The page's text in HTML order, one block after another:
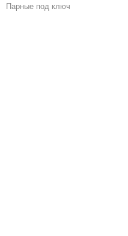
Парные под ключ